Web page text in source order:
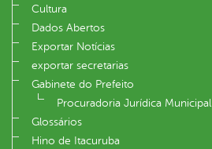
Cultura
Dados Abertos
Exportar Notícias
exportar secretarias
Gabinete do Prefeito
Procuradoria Jurídica Municipal
Glossários
Hino de Itacuruba